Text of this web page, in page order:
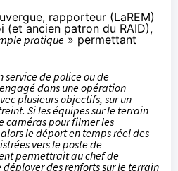
rapporteur (LaREM)
ancien patron du RAID),
pratique» permettant
service de police ou de
dans une opération
plusieurs objectifs, sur un
Si les équipes sur le terrain
caméras pour filmer les
le déport en temps réel des
vers le poste de
permettrait au chef de
des renforts sur le terrain